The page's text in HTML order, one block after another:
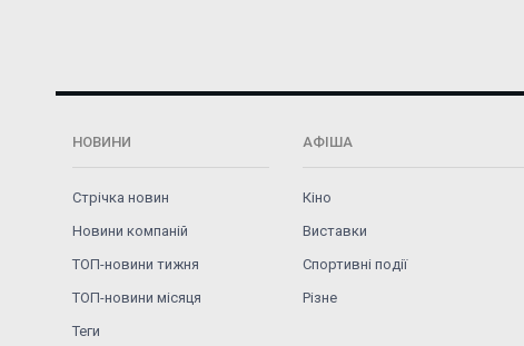
НОВИНИ
Стрічка новин
Новини компаній
ТОП-новини тижня
ТОП-новини місяця
Теги
АФІША
Кіно
Виставки
Спортивні події
Різне